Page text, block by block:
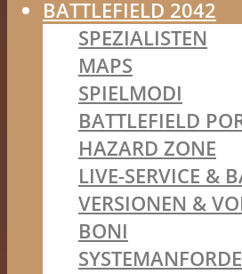
BATTLEFIELD 2042
SPEZIALISTEN
MAPS
SPIELMODI
BATTLEFIELD
HAZARD ZONE
LIVE-SERVICE &
VERSIONEN &
BONI